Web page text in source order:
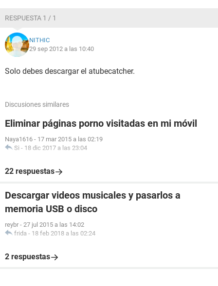
RESPUESTA 1 / 1
NITHIC
29 sep 2012 a las 10:40
Solo debes descargar el atubecatcher.
Discusiones similares
Eliminar páginas porno visitadas en mi móvil
Naya1616 - 17 mar 2015 a las 02:19
Si - 18 dic 2017 a las 23:04
22 respuestas
Descargar videos musicales y pasarlos a
memoria USB o disco
reybr - 27 jul 2015 a las 14:02
frida - 18 feb 2018 a las 02:24
2 respuestas